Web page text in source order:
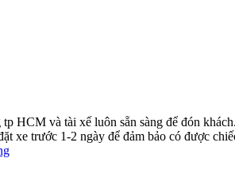
HCM và tài xế luôn sẵn sàng để đón
xe trước 1-2 ngày để đảm bảo có được